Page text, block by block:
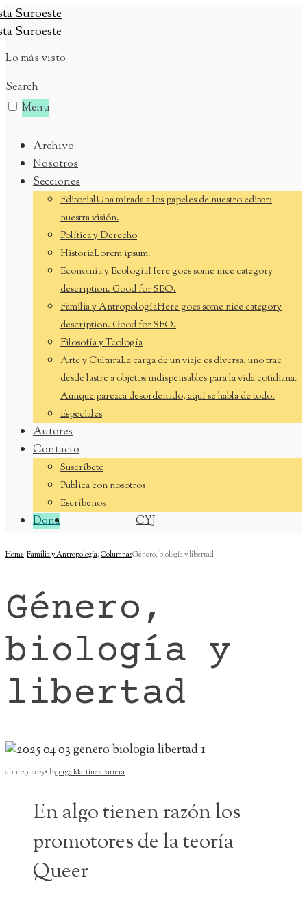
Skip
to
content
Lo más visto
Search
Menu
Archivo
Nosotros
Secciones
EditorialUna mirada a los papeles de nuestro editor:
nuestra visión.
Política y Derecho
HistoriaLorem ipsum.
Economía y EcologíaHere goes some nice category
description. Good for SEO.
Familia y AntropologíaHere goes some nice category
description. Good for SEO.
Filosofía y Teología
Arte y CulturaLa carga de un viaje es diversa, uno trae
desde lastre a objetos indispensables para la vida cotidiana.
Aunque parezca desordenado, aquí se habla de todo.
Especiales
Autores
Contacto
Suscríbete
Publica con nosotros
Escríbenos
Dona CYJ
Home Familia y Antropología,ColumnasGénero, biología y libertad
Género,
biología y
libertad
abril 29, 2025•byJorge Martínez Barrera
En algo tienen razón los
promotores de la teoría
Queer